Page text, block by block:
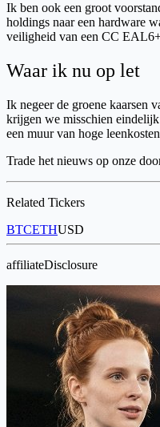
Ik ben ook een groot
holdings naar een hardware
veiligheid van een CC
Waar ik nu op let
Ik negeer de groene kaarsen
krijgen we misschien
een muur van hoge
Trade het nieuws op onze
Related Tickers
BTCETHUSD
affiliateDisclosure